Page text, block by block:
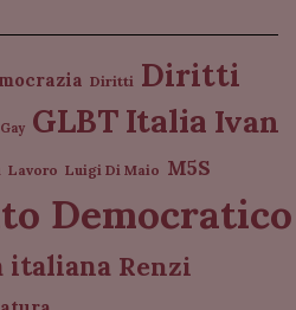
Diritti Diritti
Gay GLBT Italia Ivan
Lavoro Luigi Di Maio M5S
Democratico
italiana Renzi